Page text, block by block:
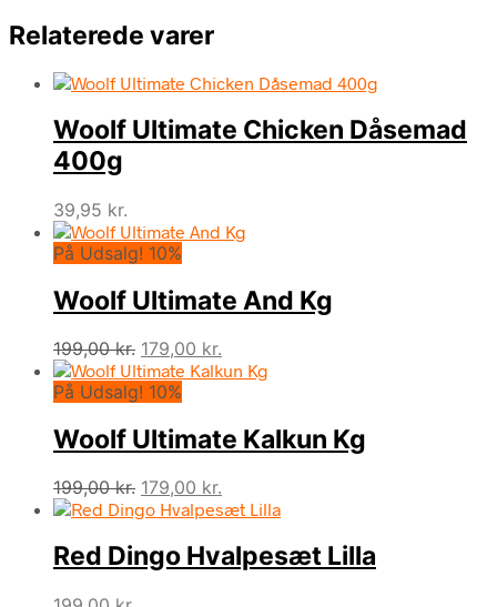
Relaterede varer
Woolf Ultimate Chicken Dåsemad
400g
39,95 kr.
På Udsalg! 10%
Woolf Ultimate And Kg
199,00kr. Den
oprindelige
pris
199,00 kr..
179,00 kr.
aktuelle
179,00 kr..
På Udsalg! 10%
Woolf Ultimate Kalkun Kg
199,00kr. Den
oprindelige
var:
199,00 kr..
179,00 kr.
aktuelle
er:
179,00 kr..
Red Dingo Hvalpesæt Lilla